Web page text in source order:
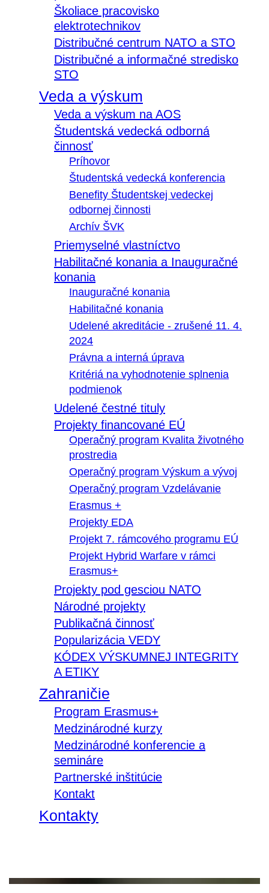
Školiace pracovisko
elektrotechnikov
Distribučné centrum NATO a STO
Distribučné a informačné stredisko
STO
Veda a výskum
Veda a výskum na AOS
Študentská vedecká odborná
činnosť
Príhovor
Študentská vedecká konferencia
Benefity Študentskej vedeckej
odbornej činnosti
Archív ŠVK
Priemyselné vlastníctvo
Habilitačné konania a Inauguračné
konania
Inauguračné konania
Habilitačné konania
Udelené akreditácie - zrušené 11. 4.
2024
Právna a interná úprava
Kritériá na vyhodnotenie splnenia
podmienok
Udelené čestné tituly
Projekty financované EÚ
Operačný program Kvalita životného
prostredia
Operačný program Výskum a vývoj
Operačný program Vzdelávanie
Erasmus +
Projekty EDA
Projekt 7. rámcového programu EÚ
Projekt Hybrid Warfare v rámci
Erasmus+
Projekty pod gesciou NATO
Národné projekty
Publikačná činnosť
Popularizácia VEDY
KÓDEX VÝSKUMNEJ INTEGRITY
A ETIKY
Zahraničie
Program Erasmus+
Medzinárodné kurzy
Medzinárodné konferencie a
semináre
Partnerské inštitúcie
Kontakt
Kontakty